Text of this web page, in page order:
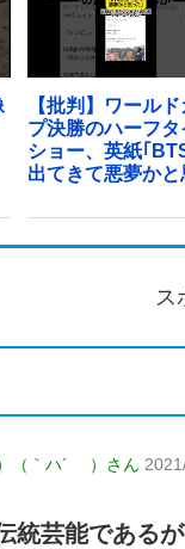
【批判】ワールド
プ決勝のハーフタ
ショー、英紙｢
出てきて悪夢かと
ス
（｀ハ´ ）さん
統芸能であるが